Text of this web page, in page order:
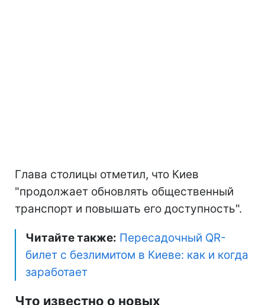
Глава столицы отметил, что Киев
"продолжает обновлять общественный
транспорт и повышать его доступность".
Читайте также: Пересадочный QR-
билет с безлимитом в Киеве: как и когда
заработает
Что известно о новых